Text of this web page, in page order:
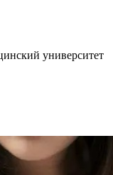
университет